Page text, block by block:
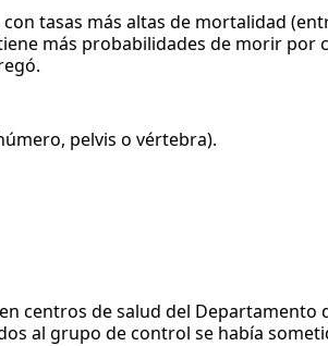
tasas más altas de mortalidad
más probabilidades de morir por
pelvis o vértebra).
centros de salud del Departamento
al grupo de control se había